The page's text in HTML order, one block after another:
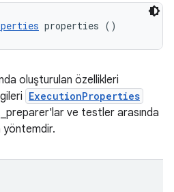
properties ()
oluşturulan özellikleri
ExecutionProperties
ve testler arasında
yöntemdir.